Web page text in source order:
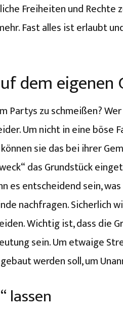
Freiheiten und
Fast alles ist erlaubt
dem
Partys zu schmeißen?
Um nicht in eine böse
sie das bei ihrer
das Grundstück
entscheidend sein,
nachfragen. Sicherlich
Wichtig ist, dass die
sein. Um etwaige
werden soll, um
lassen